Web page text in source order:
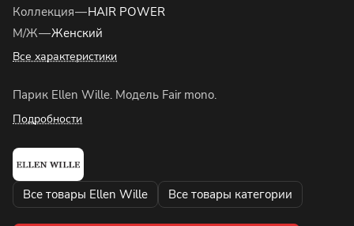
Коллекция—HAIR POWER
М/Ж—Женский
Все характеристики
Парик Ellen Wille. Модель Fair mono.
Подробности
Все товары Ellen Wille Все товары категории